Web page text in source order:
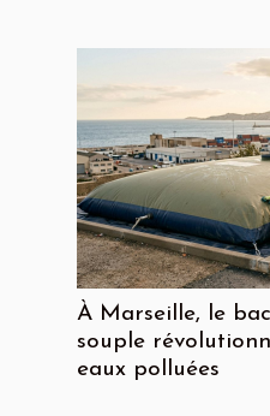
À Marseille, le
souple
eaux polluées